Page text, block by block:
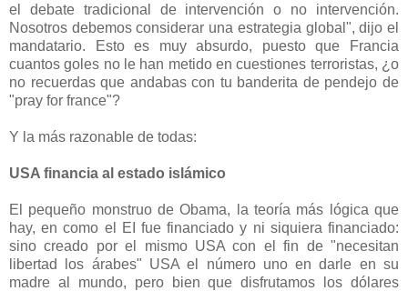
el debate tradicional de intervención o no intervención.
Nosotros debemos considerar una estrategia global", dijo el
mandatario. Esto es muy absurdo, puesto que Francia
cuantos goles no le han metido en cuestiones terroristas, ¿o
no recuerdas que andabas con tu banderita de pendejo de
"pray for france"?
Y la más razonable de todas:
USA financia al estado islámico
El pequeño monstruo de Obama, la teoría más lógica que
hay, en como el EI fue financiado y ni siquiera financiado:
sino creado por el mismo USA con el fin de "necesitan
libertad los árabes" USA el número uno en darle en su
madre al mundo, pero bien que disfrutamos los dólares